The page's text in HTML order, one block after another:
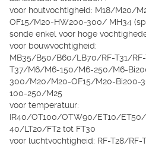
voor houtvochtigheid: M18/M20/
OF15/M20-HW200-300/ MH34
sonde enkel voor hoge
voor bouwvochtigheid:
MB35/B50/B60/LB70/RF-T31/
T37/M6/M6-150/M6-250/M6-
300/M20/M20-OF15/M20-Bi200-
100-250/M25
voor temperatuur:
IR40/OT100/OTW90/ET10/
40/LT20/FT2 tot FT30
voor luchtvochtigheid: RF-T28/RF-